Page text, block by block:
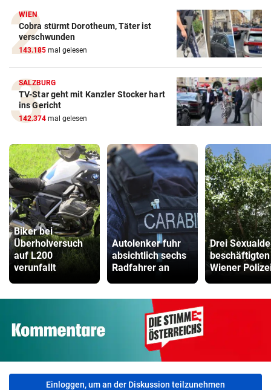
WIEN
Cobra stürmt Dorotheum, Täter ist
verschwunden
143.185 mal gelesen
SALZBURG
TV-Star geht mit Kanzler Stocker hart
ins Gericht
142.374 mal gelesen
Biker bei
Überholversuch
auf L200
verunfallt
Autolenker fuhr
absichtlich sechs
Radfahrer an
Drei
beschäftigten
Wiener
Einloggen, um an der Diskussion teilzunehmen